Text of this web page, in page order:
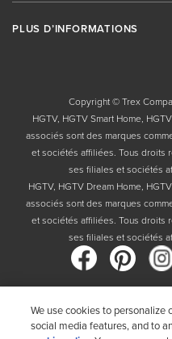
PLUS D’INFORMATIONS
Copyright © Trex
HGTV, HGTV Smart Home,
associés sont des marques
et sociétés affiliées. Tous droits
ses filiales et sociétés
HGTV, HGTV Dream Home,
associés sont des marques
et sociétés affiliées. Tous droits
ses filiales et sociétés
Pays
We use cookies to personalize
social media features, and to